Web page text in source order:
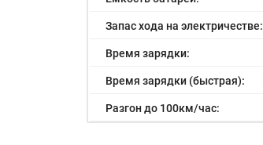
Запас хода на электричестве:
Время зарядки:
Время зарядки (быстрая):
Разгон до 100км/час: